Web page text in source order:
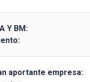
Y BM:
aportante empresa: